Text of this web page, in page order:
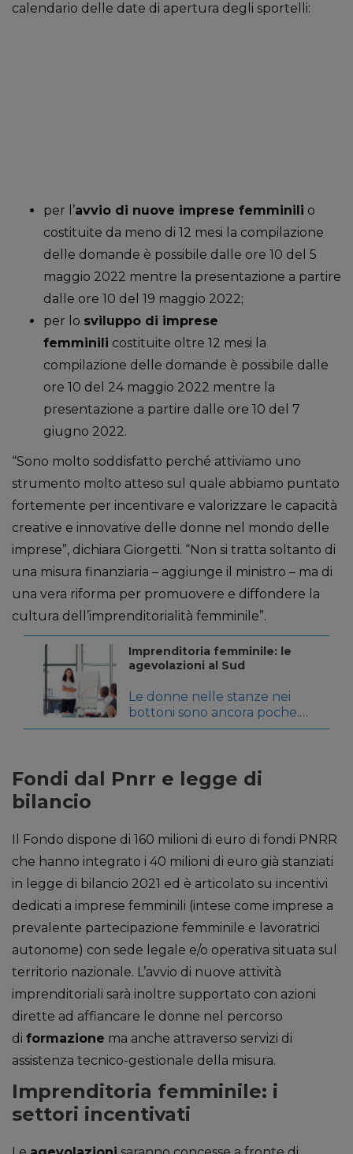
calendario delle date di apertura degli sportelli:
per l’avvio di nuove imprese femminili o
costituite da meno di 12 mesi la compilazione
delle domande è possibile dalle ore 10 del 5
maggio 2022 mentre la presentazione a partire
dalle ore 10 del 19 maggio 2022;
per lo sviluppo di imprese
femminili costituite oltre 12 mesi la
compilazione delle domande è possibile dalle
ore 10 del 24 maggio 2022 mentre la
presentazione a partire dalle ore 10 del 7
giugno 2022.
“Sono molto soddisfatto perché attiviamo uno
strumento molto atteso sul quale abbiamo puntato
fortemente per incentivare e valorizzare le capacità
creative e innovative delle donne nel mondo delle
imprese”, dichiara Giorgetti. “Non si tratta soltanto di
una misura finanziaria – aggiunge il ministro – ma di
una vera riforma per promuovere e diffondere la
cultura dell’imprenditorialità femminile”.
Imprenditoria femminile: le
agevolazioni al Sud
Le donne nelle stanze nei
bottoni sono ancora poche.
Una su quattro, secondo
femminile di Unioncamere,
che mostra come solo 2,5
invertire questo trend, c’è
bisogno di una presenza ancor
più massiccia di donne
all’interno delle imprese. Per
favorire la nascita di […]
Fondi dal Pnrr e legge di
bilancio
Il Fondo dispone di 160 milioni di euro di fondi PNRR
che hanno integrato i 40 milioni di euro già stanziati
in legge di bilancio 2021 ed è articolato su incentivi
dedicati a imprese femminili (intese come imprese a
prevalente partecipazione femminile e lavoratrici
autonome) con sede legale e/o operativa situata sul
territorio nazionale. L’avvio di nuove attività
imprenditoriali sarà inoltre supportato con azioni
dirette ad affiancare le donne nel percorso
di formazione ma anche attraverso servizi di
assistenza tecnico-gestionale della misura.
Imprenditoria femminile: i
settori incentivati